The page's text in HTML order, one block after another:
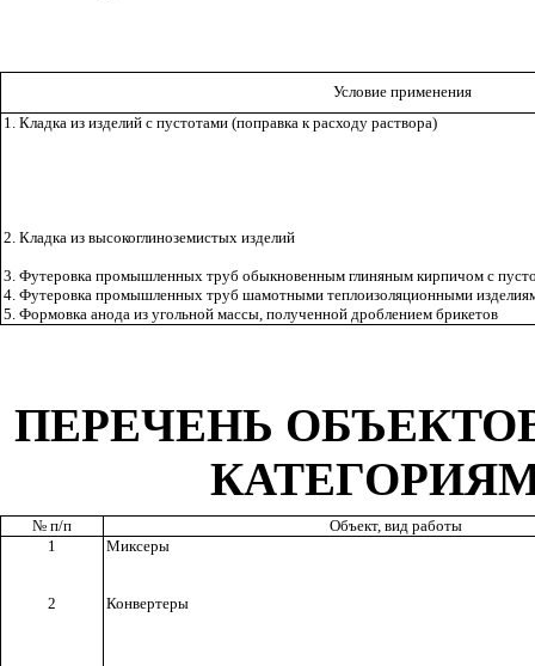
Условие применения
1. Кладка из изделий с пустотами (поправка к расходу раствора)
2. Кладка из высокоглиноземистых изделий
3. Футеровка промышленных труб обыкновенным глиняным кирпичом с
4. Футеровка промышленных труб шамотными теплоизоляционными
5. Формовка анода из угольной массы, полученной дроблением брикетов
ПЕРЕЧЕНЬ
№ п/п
Объект, вид работы
1
Миксеры
2 Конвертеры